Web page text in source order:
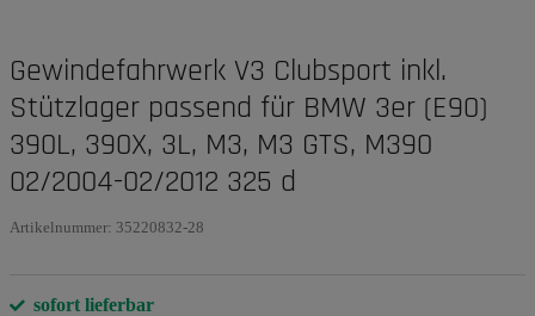
Gewindefahrwerk V3 Clubsport inkl.
Stützlager passend für BMW 3er (E90)
390L, 390X, 3L, M3, M3 GTS, M390
02/2004-02/2012 325 d
Artikelnummer: 35220832-28
sofort lieferbar